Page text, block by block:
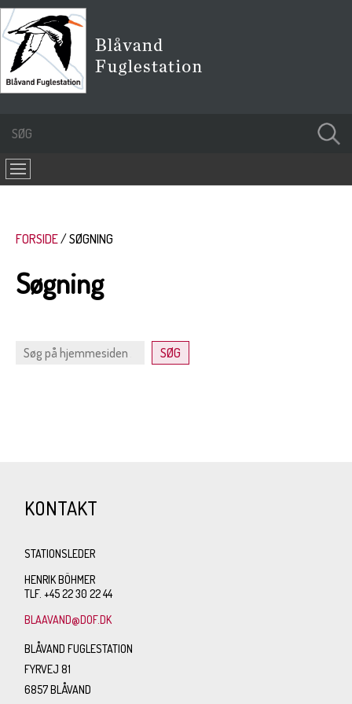
FORSIDE SØGNING
Søgning
KONTAKT
STATIONSLEDER
HENRIK BÖHMER
TLF. +45 22 30 22 44
BLAAVAND@DOF.DK
BLÅVAND FUGLESTATION
FYRVEJ 81
6857 BLÅVAND